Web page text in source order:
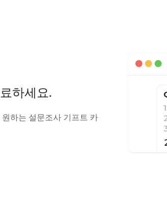
하세요.
하는 설문조사 기프트 카